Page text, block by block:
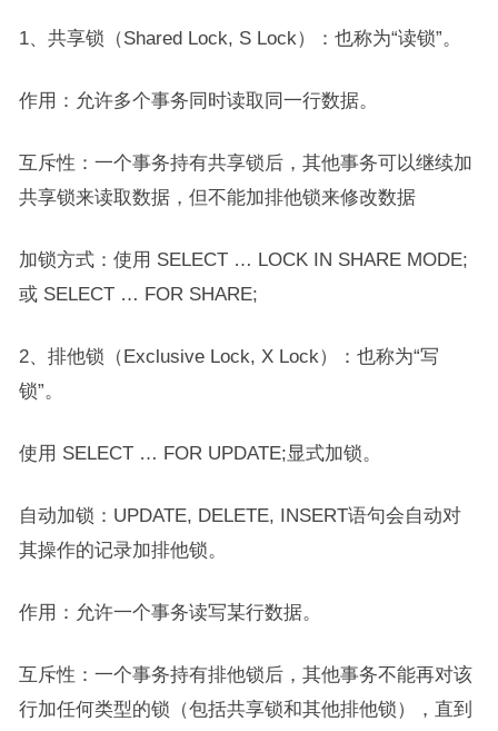
1、共享锁（Shared Lock, S Lock）：也称为“读锁”。
作用：允许多个事务同时读取同一行数据。
互斥性：一个事务持有共享锁后，其他事务可以继续加
共享锁来读取数据，但不能加排他锁来修改数据
加锁方式：使用 SELECT … LOCK IN SHARE MODE;
或 SELECT … FOR SHARE;
2、排他锁（Exclusive Lock, X Lock）：也称为“写
锁”。
使用 SELECT … FOR UPDATE;显式加锁。
自动加锁：UPDATE, DELETE, INSERT语句会自动对
其操作的记录加排他锁。
作用：允许一个事务读写某行数据。
互斥性：一个事务持有排他锁后，其他事务不能再对该
行加任何类型的锁（包括共享锁和其他排他锁），直到